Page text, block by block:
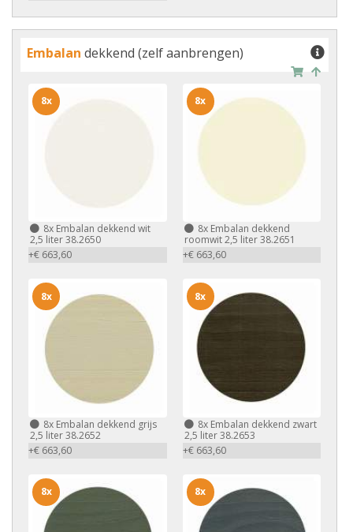
Embalan dekkend (zelf aanbrengen)
8x Embalan dekkend wit
2,5 liter 38.2650
+€ 663,60
8x
8xEmbalan dekkend
roomwit 2,5 liter 38.2651
+€ 663,60
8x
8x Embalan dekkend grijs
2,5 liter 38.2652
+€ 663,60
8x
8xEmbalan dekkend zwart
2,5 liter 38.2653
+€ 663,60
8x
8x 8x